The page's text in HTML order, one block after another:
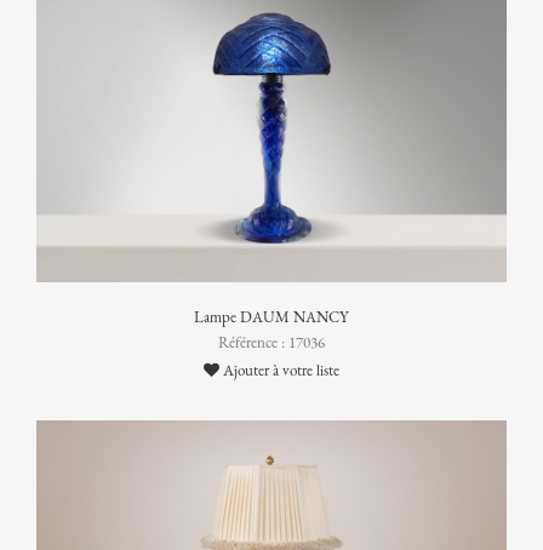
Lampe DAUM NANCY
Référence : 17036
Ajouter à votre liste